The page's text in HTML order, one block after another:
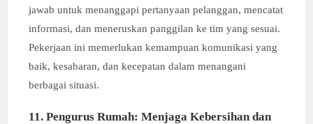
jawab untuk menanggapi pertanyaan pelanggan, mencatat
informasi, dan meneruskan panggilan ke tim yang sesuai.
Pekerjaan ini memerlukan kemampuan komunikasi yang
baik, kesabaran, dan kecepatan dalam menangani
berbagai situasi.
11. Pengurus Rumah: Menjaga Kebersihan dan